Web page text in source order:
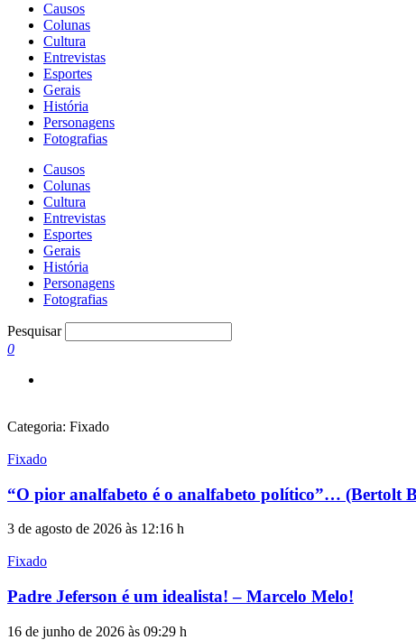
Causos
Colunas
Cultura
Entrevistas
Esportes
Gerais
História
Personagens
Fotografias
Causos
Colunas
Cultura
Entrevistas
Esportes
Gerais
História
Personagens
Fotografias
Pesquisar
0
Categoria: Fixado
Fixado
“O pior analfabeto é o analfabeto político”… (Bertolt
3 de agosto de 2026 às 12:16 h
Fixado
Padre Jeferson é um idealista! – Marcelo Melo!
16 de junho de 2026 às 09:29 h